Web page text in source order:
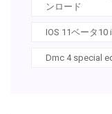
ンロード
IOS 11ベータ
Dmc 4 special